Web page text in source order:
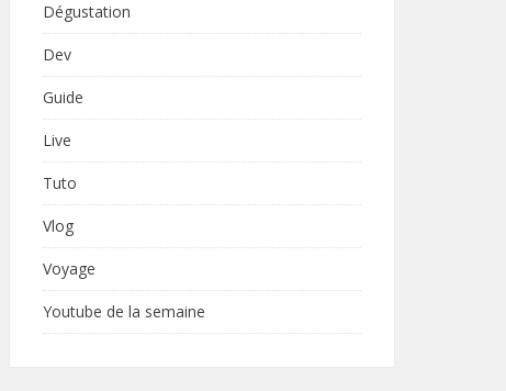
Dégustation
Dev
Guide
Live
Tuto
Vlog
Voyage
Youtube de la semaine